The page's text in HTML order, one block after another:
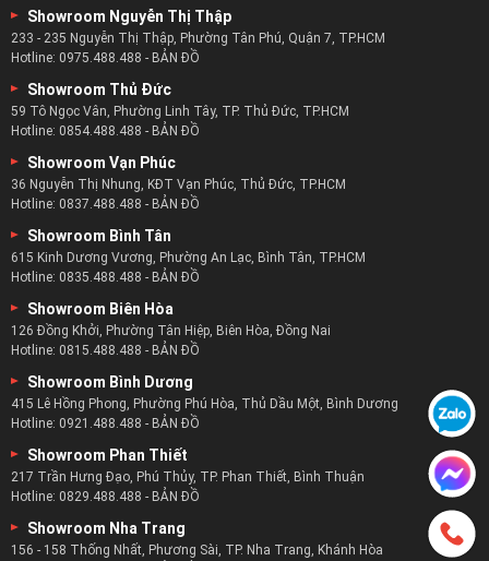
Showroom Nguyễn Thị Thập
233 - 235 Nguyễn Thị Thập, Phường Tân Phú, Quận 7, TP.HCM
Hotline: 0975.488.488 - BẢN ĐỒ
Showroom Thủ Đức
59 Tô Ngọc Vân, Phường Linh Tây, TP. Thủ Đức, TP.HCM
Hotline: 0854.488.488 - BẢN ĐỒ
Showroom Vạn Phúc
36 Nguyễn Thị Nhung, KĐT Vạn Phúc, Thủ Đức, TP.HCM
Hotline: 0837.488.488 - BẢN ĐỒ
Showroom Bình Tân
615 Kinh Dương Vương, Phường An Lạc, Bình Tân, TP.HCM
Hotline: 0835.488.488 - BẢN ĐỒ
Showroom Biên Hòa
126 Đồng Khởi, Phường Tân Hiệp, Biên Hòa, Đồng Nai
Hotline: 0815.488.488 - BẢN ĐỒ
Showroom Bình Dương
415 Lê Hồng Phong, Phường Phú Hòa, Thủ Dầu Một, Bình Dương
Hotline: 0921.488.488 - BẢN ĐỒ
Showroom Phan Thiết
217 Trần Hưng Đạo, Phú Thủy, TP. Phan Thiết, Bình Thuận
Hotline: 0829.488.488 - BẢN ĐỒ
Showroom Nha Trang
156 - 158 Thống Nhất, Phương Sài, TP. Nha Trang, Khánh Hòa